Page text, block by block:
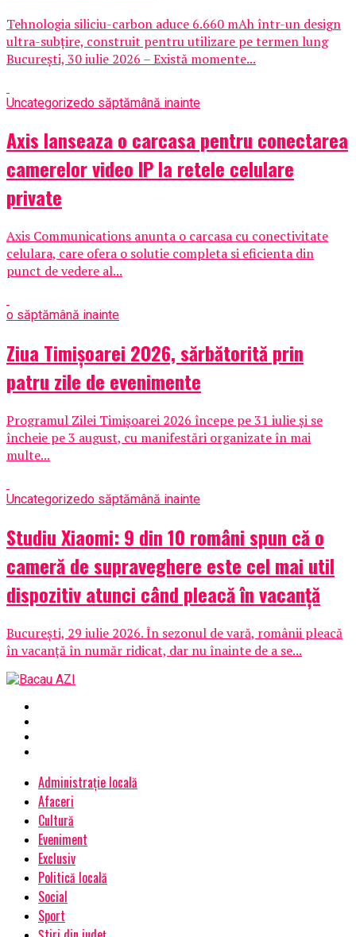
Tehnologia siliciu-carbon aduce 6.660 mAh într-un design
ultra-subțire, construit pentru utilizare pe termen lung
București, 30 iulie 2026 – Există momente...
Uncategorizedo săptămână inainte
Axis lanseaza o carcasa pentru conectarea
camerelor video IP la retele celulare
private
Axis Communications anunta o carcasa cu conectivitate
celulara, care ofera o solutie completa si eficienta din
punct de vedere al...
o săptămână inainte
Ziua Timișoarei 2026, sărbătorită prin
patru zile de evenimente
Programul Zilei Timișoarei 2026 începe pe 31 iulie și se
încheie pe 3 august, cu manifestări organizate în mai
multe...
Uncategorizedo săptămână inainte
Studiu Xiaomi: 9 din 10 români spun că o
cameră de supraveghere este cel mai util
dispozitiv atunci când pleacă în vacanță
București, 29 iulie 2026. În sezonul de vară, românii pleacă
în vacanță în număr ridicat, dar nu înainte de a se...
Administrație locală
Afaceri
Cultură
Eveniment
Exclusiv
Politică locală
Social
Sport